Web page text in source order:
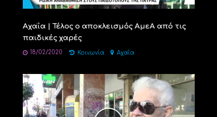
Αχαΐα | Τέλος ο αποκλεισμός ΑμεΑ από τις
παιδικές χαρές
18/02/2020 Κοινωνία Αχαΐα